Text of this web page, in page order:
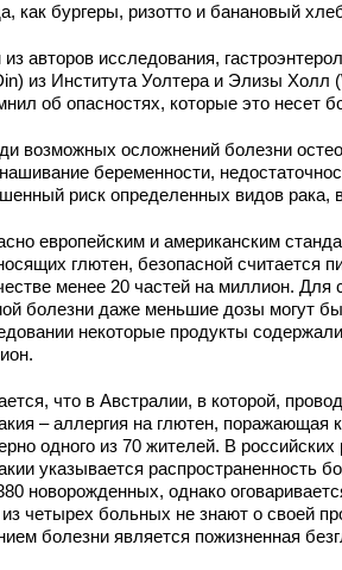
как бургеры, ризотто и банановый
авторов исследования,
из Института Уолтера и Элизы Холл
об опасностях, которые это несет
возможных осложнений болезни
беременности,
риск определенных видов рака,
европейским и американским
глютен, безопасной считается
менее 20 частей на миллион.
болезни даже меньшие дозы могут
некоторые продукты
что в Австралии, в которой,
– аллергия на глютен, поражающая
одного из 70 жителей. В
указывается распространенность
новорожденных, однако
четырех больных не знают о своей
болезни является пожизненная